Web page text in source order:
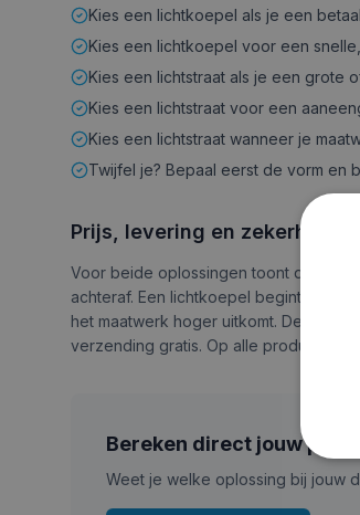
Kies een lichtkoepel als je een
Kies een lichtkoepel voor een
Kies een lichtstraat als je een grote
Kies een lichtstraat voor een
Kies een lichtstraat wanneer je
Twijfel je? Bepaal eerst de vorm
Prijs, levering en zekerheid
Voor beide oplossingen toont de
achteraf. Een lichtkoepel begint al
het maatwerk hoger uitkomt. De
verzending gratis. Op alle producten
Bereken direct jouw prijs
Weet je welke oplossing bij jouw